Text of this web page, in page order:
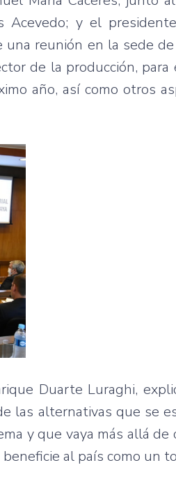
Acevedo; y el
una reunión en la sede
de la producción,
año, así como otros
Duarte Luraghi,
las alternativas que se
y que vaya más allá
al país como un